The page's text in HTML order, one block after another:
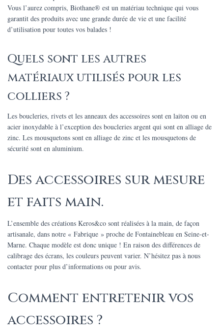
Vous l’aurez compris, Biothane® est un matériau technique qui vous
garantit des produits avec une grande durée de vie et une facilité
d’utilisation pour toutes vos balades !
Quels sont les autres
matériaux utilisés pour les
colliers ?
Les boucleries, rivets et les anneaux des accessoires sont en laiton ou en
acier inoxydable à l’exception des boucleries argent qui sont en alliage de
zinc. Les mousquetons sont en alliage de zinc et les mousquetons de
sécurité sont en aluminium.
Des accessoires sur mesure
et faits main.
L’ensemble des créations Keros&co sont réalisées à la main, de façon
artisanale, dans notre « Fabrique » proche de Fontainebleau en Seine-et-
Marne. Chaque modèle est donc unique ! En raison des différences de
calibrage des écrans, les couleurs peuvent varier. N’hésitez pas à nous
contacter pour plus d’informations ou pour avis.
Comment entretenir vos
accessoires ?